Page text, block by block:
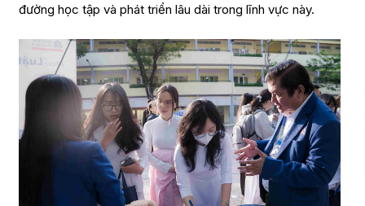
đường học tập và phát triển lâu dài trong lĩnh vực này.